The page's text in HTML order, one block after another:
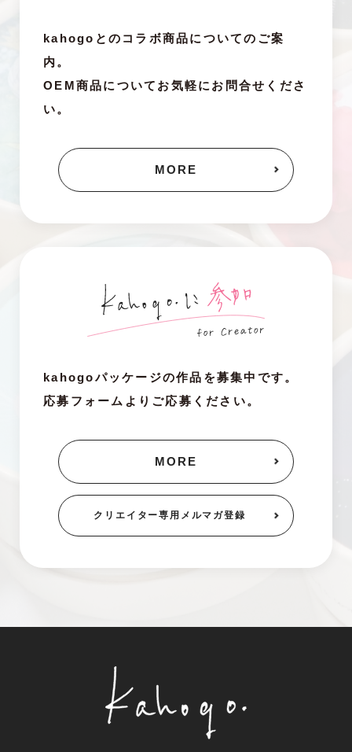
kahogoとのコラボ商品についてのご案
内。
OEM商品についてお気軽にお問合せくださ
い。
MORE
kahogoパッケージの作品を募集中です。
応募フォームよりご応募ください。
MORE
クリエイター専用 メルマガ登録